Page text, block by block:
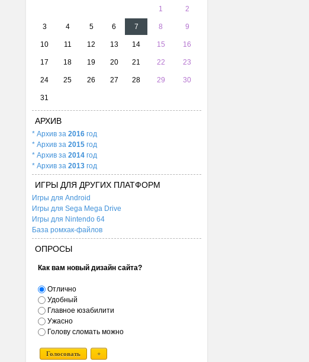
1 2
3 4 5 6 7 8 9
10 11 12 13 14 15 16
17 18 19 20 21 22 23
24 25 26 27 28 29 30
31
АРХИВ
* Архив за 2016 год
* Архив за 2015 год
* Архив за 2014 год
* Архив за 2013 год
ИГРЫ ДЛЯ ДРУГИХ ПЛАТФОРМ
Игры для Android
Игры для Sega Mega Drive
Игры для Nintendo 64
База ромхак-файлов
ОПРОСЫ
Как вам новый дизайн сайта?
Отлично
Удобный
Главное юзабилити
Ужасно
Голову сломать можно
Голосовать +